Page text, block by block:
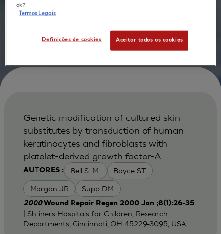
AUTORES
AUTORES : Bell S. M. Boyce ST
Morgan JR Supp DM
Genetic modification of cultured skin
substitutes by transduction of human
keratinocytes and fibroblasts with
platelet-derived growth factor-A
2000Wound Repair Regen 2000 Jan ;8(1):26-35
| Shriners Hospitals for Children, Research
Departments, Cincinnati, OH 45229-3095, USA
ok?
Termos Legais
Definições de cookies Aceitar todos os cookies